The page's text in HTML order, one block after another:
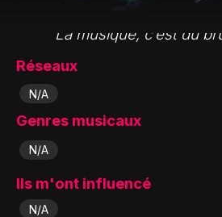
"La musique, c’est du
Réseaux
N/A
Genres musicaux
N/A
Ils m'ont influencé
N/A